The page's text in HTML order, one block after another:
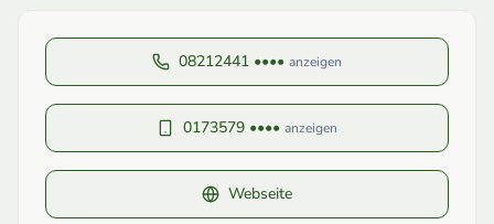
08212441 •••• anzeigen
0173579 •••• anzeigen
Webseite